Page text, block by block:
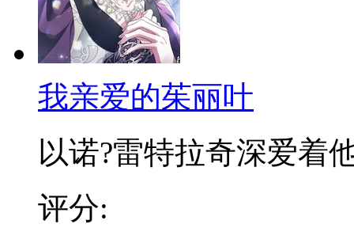
我亲爱的茱丽叶
以诺?雷特拉奇深爱着
评分: